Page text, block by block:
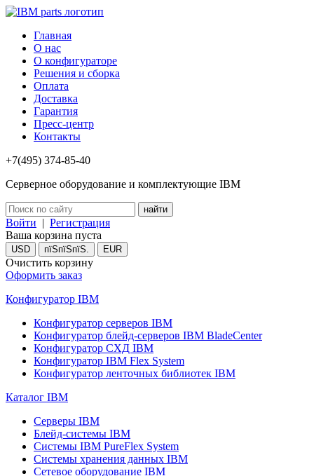
Главная
О нас
О конфигураторе
Решения и сборка
Оплата
Доставка
Гарантия
Пресс-центр
Контакты
+7(495) 374-85-40
Серверное оборудование и комплектующие IBM
Войти | Регистрация
Ваша корзина пуста
USD пїЅпїЅпїЅ. EUR
Очистить корзину
Оформить заказ
Конфигуратор IBM
Конфигуратор серверов IBM
Конфигуратор блейд-серверов IBM BladeCenter
Конфигуратор СХД IBM
Конфигуратор IBM Flex System
Конфигуратор ленточных библиотек IBM
Каталог IBM
Серверы IBM
Блейд-системы IBM
Системы IBM PureFlex System
Системы хранения данных IBM
Сетевое оборудование IBM